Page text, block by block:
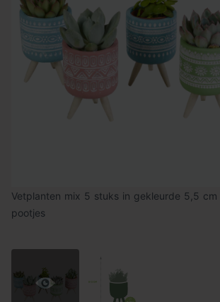
Vetplanten mix 5 stuks in gekleurde 5,5
pootjes